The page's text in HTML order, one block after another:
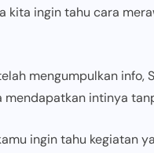
kita ingin tahu cara
mengumpulkan
mendapatkan intinya
ingin tahu kegiatan